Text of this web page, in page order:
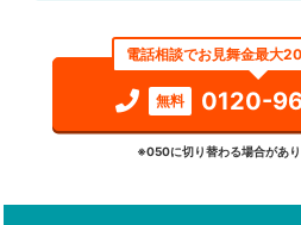
検索する
詳細条件で絞
電話相談でお見舞金最大
無料 0120-
※050に切り替わる場合があり